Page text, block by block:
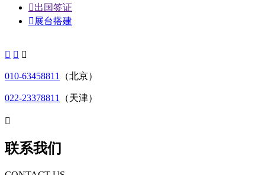
出国签证
 展台搭建
  
010-63458811 （北京）
022-23378811 （天津）

联系我们